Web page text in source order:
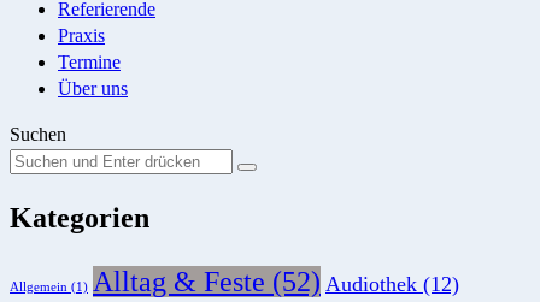
Referierende
Praxis
Termine
Über uns
Suchen
Suchen
nach:
Suche
Kategorien
Allgemein (1) Alltag & Feste (52) Audiothek (12)